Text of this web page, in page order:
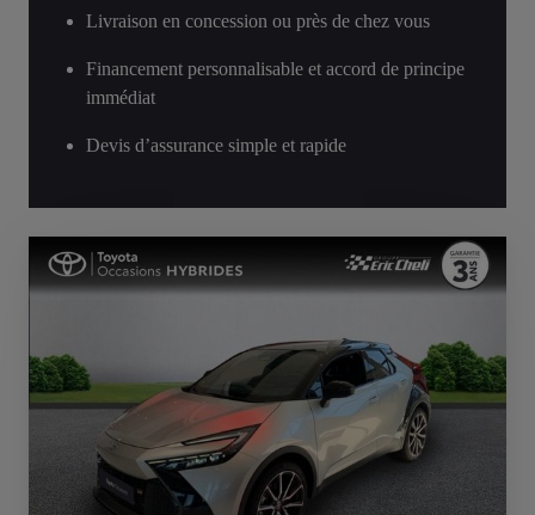
Livraison en concession ou près de chez vous
Financement personnalisable et accord de principe
immédiat
Devis d’assurance simple et rapide